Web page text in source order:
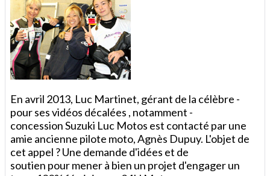
En avril 2013, Luc Martinet, gérant de la célèbre -
pour ses vidéos décalées , notamment -
concession Suzuki Luc Motos est contacté par une
amie ancienne pilote moto, Agnès Dupuy. L'objet de
cet appel ? Une demande d'idées et de
soutien pour mener à bien un projet d'engager un